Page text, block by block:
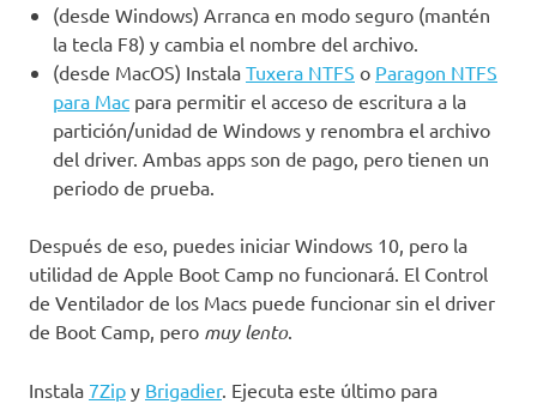
(desde Windows) Arranca en modo seguro (mantén
la tecla F8) y cambia el nombre del archivo.
(desde MacOS) Instala Tuxera NTFS o Paragon NTFS
para Mac para permitir el acceso de escritura a la
partición/unidad de Windows y renombra el archivo
del driver. Ambas apps son de pago, pero tienen un
periodo de prueba.
Después de eso, puedes iniciar Windows 10, pero la
utilidad de Apple Boot Camp no funcionará. El Control
de Ventilador de los Macs puede funcionar sin el driver
de Boot Camp, pero muy lento.
Instala 7Zip y Brigadier. Ejecuta este último para